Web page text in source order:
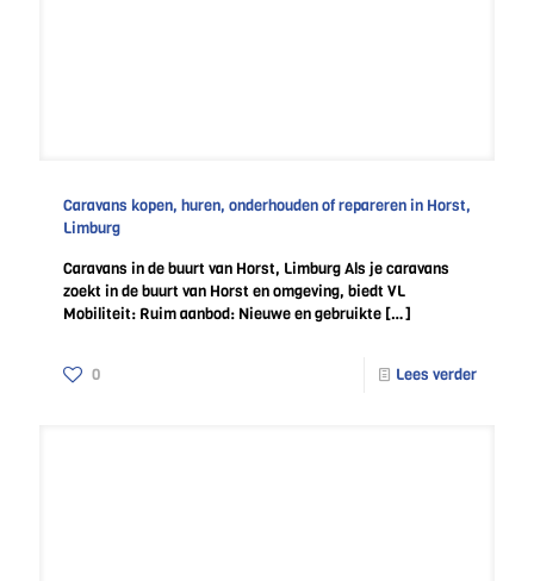
Caravans kopen, huren, onderhouden of repareren in Horst,
Limburg
Caravans in de buurt van Horst, Limburg Als je caravans
zoekt in de buurt van Horst en omgeving, biedt VL
Mobiliteit: Ruim aanbod: Nieuwe en gebruikte […]
0 Lees verder